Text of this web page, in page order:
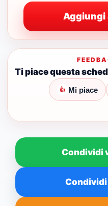
Aggiungi
Ti piace questa
👍 Mi piace
Condividi
Condividi